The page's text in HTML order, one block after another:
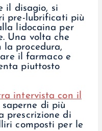
il disagio, si
pre-lubrificati più
lidocaina per
Una volta che
la procedura,
il farmaco e
piuttosto
intervista con il
saperne di più
prescrizione di
composti per le